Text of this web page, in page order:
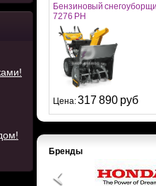
Бензиновый
7276 PH
Цена:317 890 руб
Бренды